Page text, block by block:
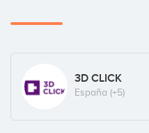
3D CLICK
España (+5)